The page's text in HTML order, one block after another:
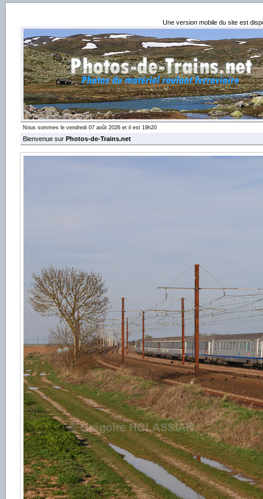
Une version mobile du site est
Nous sommes le vendredi 07 août 2026 et il est 19h20
Bienvenue sur Photos-de-Trains.net